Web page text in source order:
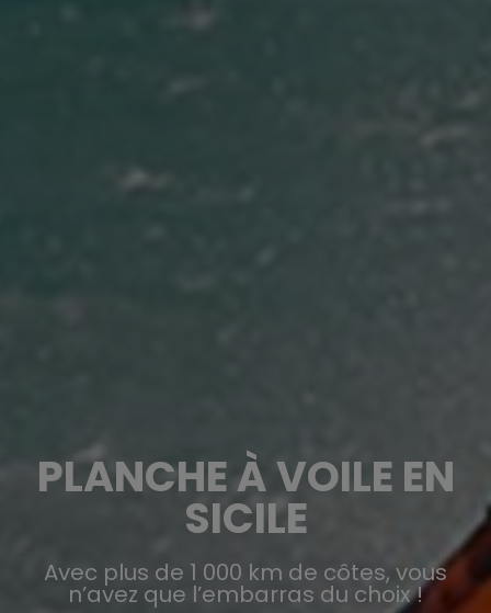
PLANCHE À VOILE EN
SICILE
Avec plus de 1 000 km de côtes, vous
n’avez que l’embarras du choix !